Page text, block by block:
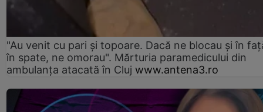
"Au venit cu pari și topoare. Dacă ne blocau şi în
în spate, ne omorau". Mărturia paramedicului din
ambulanţa atacată în Cluj www.antena3.ro